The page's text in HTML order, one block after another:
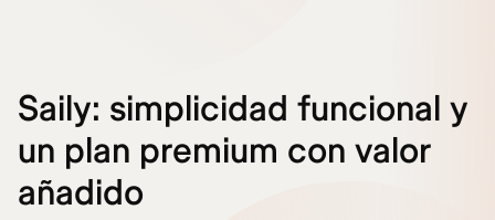
Saily: simplicidad funcional y
un plan premium con valor
añadido